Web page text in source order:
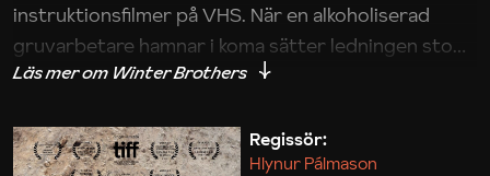
instruktionsfilmer på VHS. När en alkoholiserad
gruvarbetare hamnar i koma sätter ledningen stopp
för hans extraknäck och efterspelet blir en kärv,
arbetet i gruvan, om svår forcerad kärlek och om
fantastiska glimtar av ren magi.
Regissör:
Hlynur Pálmason